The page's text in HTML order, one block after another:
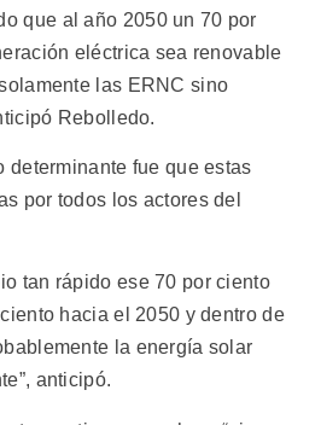
que al año 2050 un 70 por
eléctrica sea renovable
las ERNC sino
Rebolledo.
determinante fue que estas
por todos los actores del
tan rápido ese 70 por ciento
hacia el 2050 y dentro de
la energía solar
anticipó.